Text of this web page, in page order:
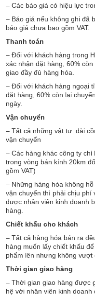
– Các báo giá có hiệu lực
– Báo giá nếu không ghi đã
báo giá chưa bao gồm VAT.
Thanh toán
– Đối với khách hàng trong
xác nhận đặt hàng, 60%
giao đầy đủ hàng hóa.
– Đối với khách hàng ngoại
đặt hàng, 60% còn lại
ngày.
Vận chuyển
– Tất cả những vật tư dài
vận chuyển
– Các hàng khác công ty
trong vòng bán kính 20km
gồm VAT)
– Những hàng hóa không
vận chuyển thì phải chịu phí
được nhân viên kinh doanh
hàng.
Chiết khấu cho khách
– Tất cả hàng hóa bán ra
hàng muốn lấy chiết khấu
phẩm lên nhưng không vượt
Thời gian giao hàng
– Thời gian giao hàng được
hệ với nhân viên kinh